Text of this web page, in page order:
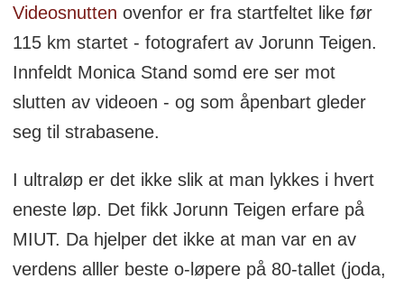
Videosnutten ovenfor er fra startfeltet like før
115 km startet - fotografert av Jorunn Teigen.
Innfeldt Monica Stand somd ere ser mot
slutten av videoen - og som åpenbart gleder
seg til strabasene.
I ultraløp er det ikke slik at man lykkes i hvert
eneste løp. Det fikk Jorunn Teigen erfare på
MIUT. Da hjelper det ikke at man var en av
verdens alller beste o-løpere på 80-tallet (joda,